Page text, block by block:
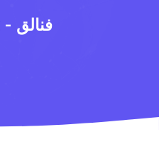
fenalık - فنالق